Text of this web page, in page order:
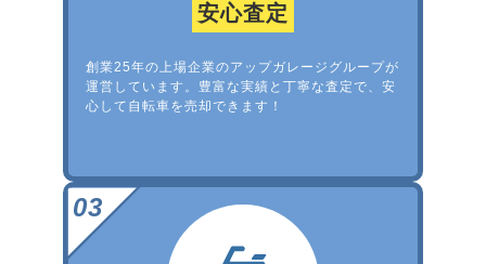
安心査定
創業25年の上場企業のアップガレージグループが
運営しています。豊富な実績と丁寧な査定で、安
心して自転車を売却できます！